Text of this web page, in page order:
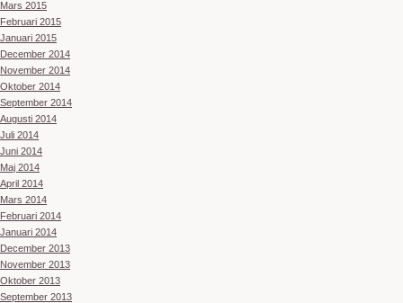
Mars 2015
Februari 2015
Januari 2015
December 2014
November 2014
Oktober 2014
September 2014
Augusti 2014
Juli 2014
Juni 2014
Maj 2014
April 2014
Mars 2014
Februari 2014
Januari 2014
December 2013
November 2013
Oktober 2013
September 2013